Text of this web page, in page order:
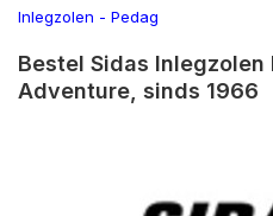
Inlegzolen - Pedag
Bestel Sidas Inlegzolen
Adventure, sinds 1966